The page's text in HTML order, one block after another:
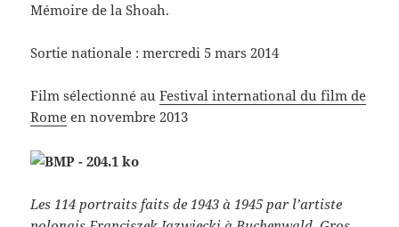
Mémoire de la Shoah.
Sortie nationale : mercredi 5 mars 2014
Film sélectionné auFestival international du film de
Rome en novembre 2013
Les 114 portraits faits de 1943 à 1945 par l’artiste